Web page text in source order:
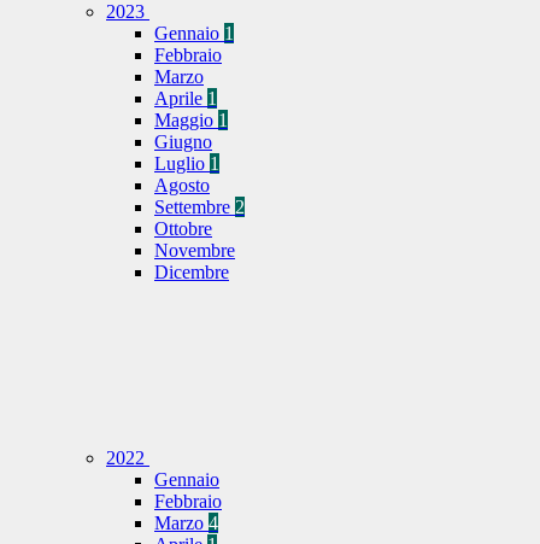
2023
Gennaio 1
Febbraio
Marzo
Aprile 1
Maggio 1
Giugno
Luglio 1
Agosto
Settembre 2
Ottobre
Novembre
Dicembre
2022
Gennaio
Febbraio
Marzo 4